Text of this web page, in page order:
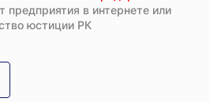
предприятия в интернете или
юстиции РК